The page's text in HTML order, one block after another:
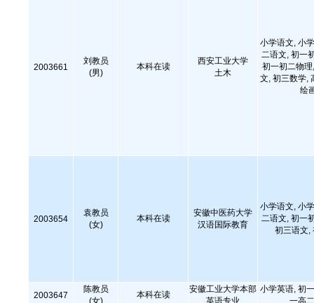
2003661
刘教员
(男)
本科在读
西安工业大学
土木
小学语文, 小
二语文, 初一
初一初二物
文, 初三数学,
绘
2003654
袁教员
(女)
本科在读
安徽中医药大学
汉语国际教育
小学语文, 小
二语文, 初一
初三语文,
2003647
陈教员
(女)
本科在读
安徽工业大学本部
英语专业
小学英语, 初
一高